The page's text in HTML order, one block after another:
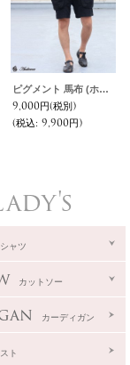
ピグメント 馬布 (ホースクロス) キャンピング イージーショーツ /Audience
9,000円(税別)
(税込: 9,900円)
シャツ
カットソー
カーディガン
ト